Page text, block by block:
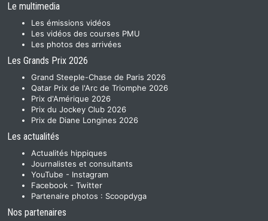
Le multimedia
Les émissions vidéos
Les vidéos des courses PMU
Les photos des arrivées
Les Grands Prix 2026
Grand Steeple-Chase de Paris 2026
Qatar Prix de l'Arc de Triomphe 2026
Prix d'Amérique 2026
Prix du Jockey Club 2026
Prix de Diane Longines 2026
Les actualités
Actualités hippiques
Journalistes et consultants
YouTube - Instagram
Facebook - Twitter
Partenaire photos : Scoopdyga
Nos partenaires